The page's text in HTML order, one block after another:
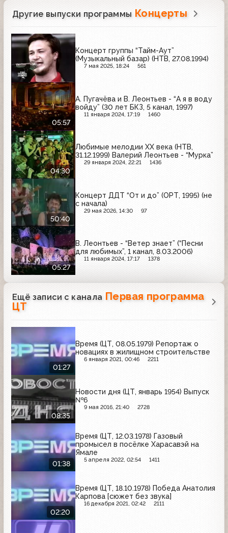
Другие выпуски программы Концерты
Концерт группы “Тайм-Аут”
(Музыкальный базар) (НТВ, 27.08.1994)
7 мая 2025, 18:24 561
05:57
А. Пугачёва и В. Леонтьев - “А я в воду
войду” (30 лет БКЗ, 5 канал, 1997)
11 января 2024, 17:19 1460
04:30
Любимые мелодии XX века (НТВ,
31.12.1999) Валерий Леонтьев - “Мурка”
29 января 2024, 22:21 1436
50:40
Концерт ДДТ “От и до” (ОРТ, 1995) (не
с начала)
29 мая 2026, 14:30 97
05:27
В. Леонтьев - “Ветер знает” (“Песни
для любимых”, 1 канал, 8.03.2006)
11 января 2024, 17:17 1378
Ещё записи с канала Первая программа
ЦТ
01:27
Время (ЦТ, 08.05.1979) Репортаж о
новациях в жилищном строительстве
6 января 2021, 00:46 2211
08:35
Новости дня (ЦТ, январь 1954) Выпуск
№6
9 мая 2016, 21:40 2728
01:38
Время (ЦТ, 12.03.1978) Газовый
промысел в посёлке Харасавэй на
Ямале
5 апреля 2022, 02:54 1411
02:20
Время (ЦТ, 18.10.1978) Победа Анатолия
Карпова [сюжет без звука]
16 декабря 2021, 02:42 2111